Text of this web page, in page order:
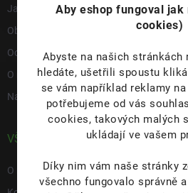
Aby eshop fungoval jak
cookies)
Abyste na našich stránkách
hledáte, ušetřili spoustu
se vám například reklamy
potřebujeme od vás
cookies, takových malých
ukládají ve vašem
Díky nim vám naše stránky
všechno fungovalo správně
Jak nakupovat
Obchodní podmínky
Ochrana osobních údajů
O nás
Napište nám
VŠE O NÁS
O nás